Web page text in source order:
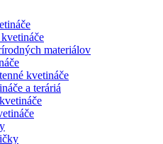
materiálov
kvetináče
a teráriá